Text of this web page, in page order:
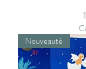
Nouveauté